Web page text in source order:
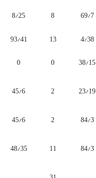
69/7
8
8/25
4/38
13
93/41
38/15
0
0
23/19
2
45/6
84/3
2
45/6
84/3
11
48/35